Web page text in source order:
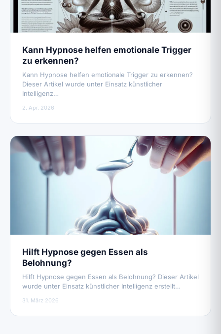
Kann Hypnose helfen emotionale Trigger
zu erkennen?
Kann Hypnose helfen emotionale Trigger zu erkennen?
Dieser Artikel wurde unter Einsatz künstlicher
Intelligenz…
2. Apr. 2026
Hilft Hypnose gegen Essen als
Belohnung?
Hilft Hypnose gegen Essen als Belohnung? Dieser Artikel
wurde unter Einsatz künstlicher Intelligenz erstellt…
31. März 2026